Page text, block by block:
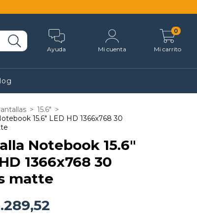
Ayuda Mi cuenta Mi carrito
0
> 15.6" >
15.6" LED HD 1366x768 30
Notebook 15.6"
1366x768 30
matte